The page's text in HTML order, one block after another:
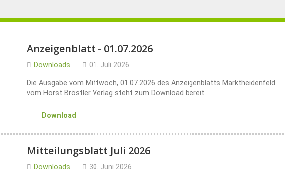
Anzeigenblatt - 01.07.2026
Downloads 01. Juli 2026
Die Ausgabe vom Mittwoch, 01.07.2026 des Anzeigenblatts Marktheidenfeld
vom Horst Bröstler Verlag steht zum Download bereit.
Download
Mitteilungsblatt Juli 2026
Downloads 30. Juni 2026